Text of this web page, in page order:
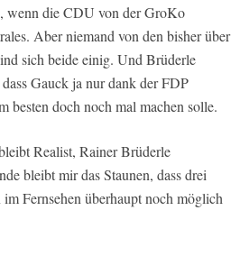
wenn die CDU von der GroKo
Aber niemand von den bisher über
sich beide einig. Und Brüderle
Gauck ja nur dank der FDP
besten doch noch mal machen solle.
Realist, Rainer Brüderle
bleibt mir das Staunen, dass drei
Fernsehen überhaupt noch möglich